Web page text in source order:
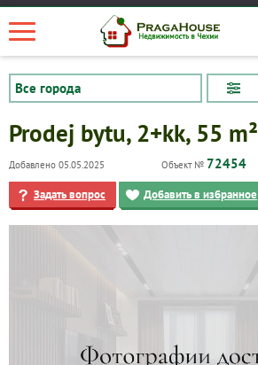
Prodej bytu, 2+kk, 55 m²
Добавлено 05.05.2025 Объект № 72454
Задать вопрос Добавить в избранное